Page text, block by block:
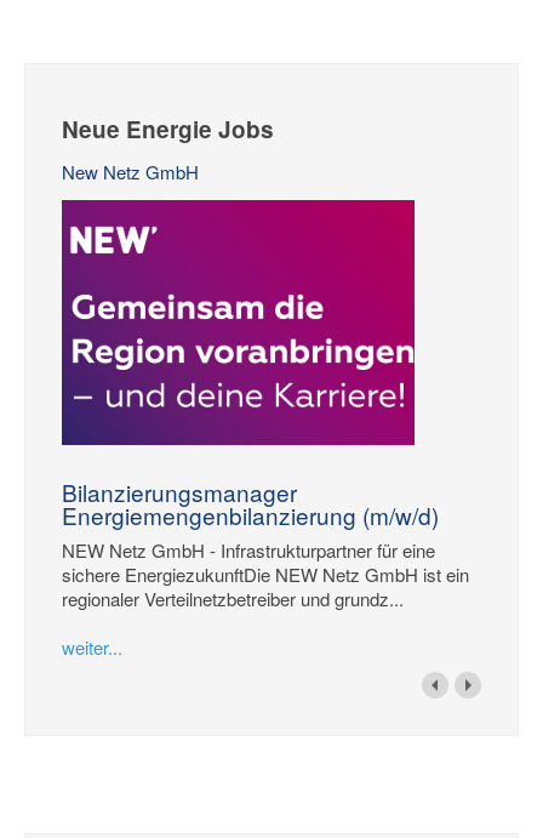
Neue Energie Jobs
New Netz GmbH
Bilanzierungsmanager
Energiemengenbilanzierung (m/w/d)
NEW Netz GmbH - Infrastrukturpartner für eine
sichere EnergiezukunftDie NEW Netz GmbH ist ein
regionaler Verteilnetzbetreiber und grundz...
weiter...